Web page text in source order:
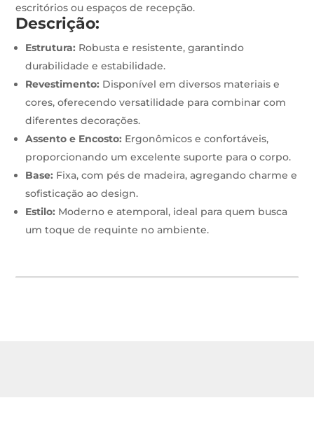
escritórios ou espaços de recepção.
Descrição:
Estrutura: Robusta e resistente, garantindo
durabilidade e estabilidade.
Revestimento: Disponível em diversos materiais e
cores, oferecendo versatilidade para combinar com
diferentes decorações.
Assento e Encosto: Ergonômicos e confortáveis,
proporcionando um excelente suporte para o corpo.
Base: Fixa, com pés de madeira, agregando charme e
sofisticação ao design.
Estilo: Moderno e atemporal, ideal para quem busca
um toque de requinte no ambiente.